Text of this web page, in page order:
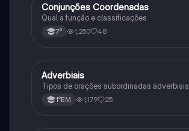
Português
Conjunções Coordenadas
Qual a função e classificações
7° 1,250 48
Português
Adverbiais
Tipos de orações subordinadas adverbiais
1°EM 1,179 25